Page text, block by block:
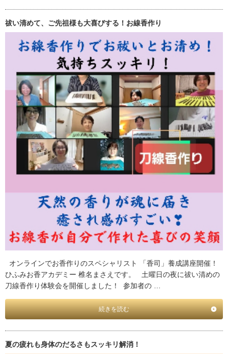
祓い清めて、ご先祖様も大喜びする！お線香作り
オンラインでお香作りのスペシャリスト 「香司」養成講座開催！
ひふみお香アカデミー 椎名まさえです。 土曜日の夜に祓い清めの
刀線香作り体験会を開催しました！ 参加者の …
続きを読む
夏の疲れも身体のだるさもスッキリ解消！